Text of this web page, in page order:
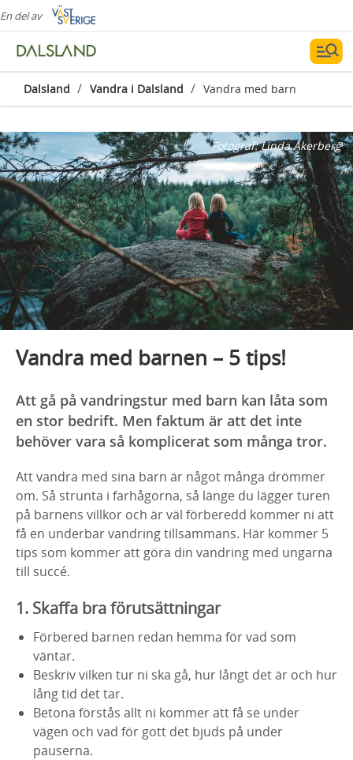
En del av
Dalsland / Vandra i Dalsland / Vandra med barn
Fotograf:Linda Åkerberg
Vandra med barnen – 5 tips!
Att gå på vandringstur med barn kan låta som
en stor bedrift. Men faktum är att det inte
behöver vara så komplicerat som många tror.
Att vandra med sina barn är något många drömmer
om. Så strunta i farhågorna, så länge du lägger turen
på barnens villkor och är väl förberedd kommer ni att
få en underbar vandring tillsammans. Här kommer 5
tips som kommer att göra din vandring med ungarna
till succé.
1. Skaffa bra förutsättningar
Förbered barnen redan hemma för vad som
väntar.
Beskriv vilken tur ni ska gå, hur långt det är och hur
lång tid det tar.
Betona förstås allt ni kommer att få se under
vägen och vad för gott det bjuds på under
pauserna.